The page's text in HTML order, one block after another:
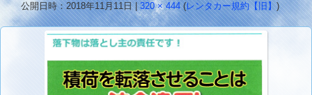
公開日時：2018年11月11日|320 × 444(レンタカー規約【旧】)